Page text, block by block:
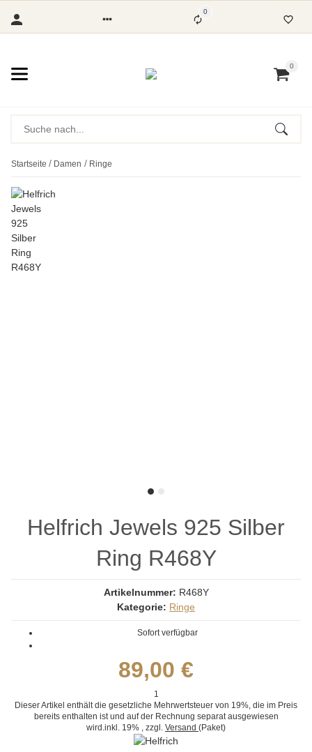
0
0
Startseite Damen Ringe
Helfrich Jewels 925 Silber
Ring R468Y
Artikelnummer: R468Y
Kategorie: Ringe
Sofort verfügbar
89,00 €
1
Dieser Artikel enthält die gesetzliche Mehrwertsteuer von 19%, die im Preis
bereits enthalten ist und auf der Rechnung separat ausgewiesen
wird.inkl. 19% , zzgl. Versand (Paket)